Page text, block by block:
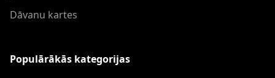
Dāvanu kartes
Populārākās kategorijas